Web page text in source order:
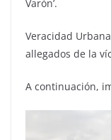
Varón’.
Veracidad
allegados de la
A continuación,